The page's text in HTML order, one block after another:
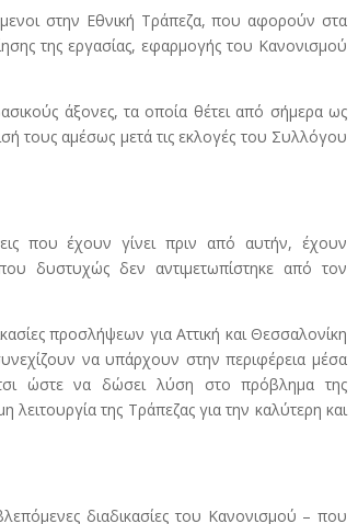
στην Εθνική Τράπεζα, που αφορούν στα
της εργασίας, εφαρμογής του Κανονισμού
άξονες, τα οποία θέτει από σήμερα ως
τους αμέσως μετά τις εκλογές του Συλλόγου
που έχουν γίνει πριν από αυτήν, έχουν
δυστυχώς δεν αντιμετωπίστηκε από τον
προσλήψεων για Αττική και Θεσσαλονίκη
να υπάρχουν στην περιφέρεια μέσα
ώστε να δώσει λύση στο πρόβλημα της
της Τράπεζας για την καλύτερη και
διαδικασίες του Κανονισμού – που